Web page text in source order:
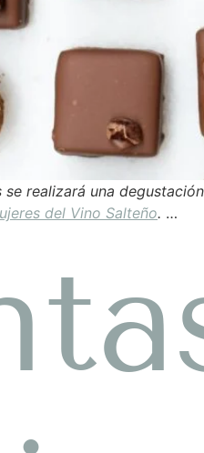
se realizará una
del Vino Salteño. …